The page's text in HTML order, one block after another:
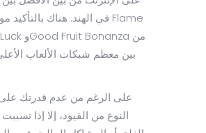
بين معظم شبكات الألعاب
على الرغم من عدم قدرتك على
النوع من القيود، إلا إذا